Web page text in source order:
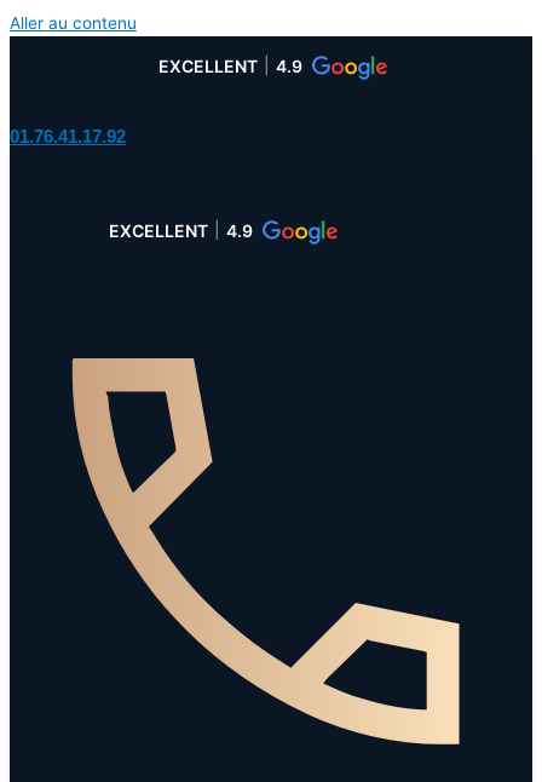
Aller au contenu
EXCELLENT 4.9
01.76.41.17.92
EXCELLENT 4.9